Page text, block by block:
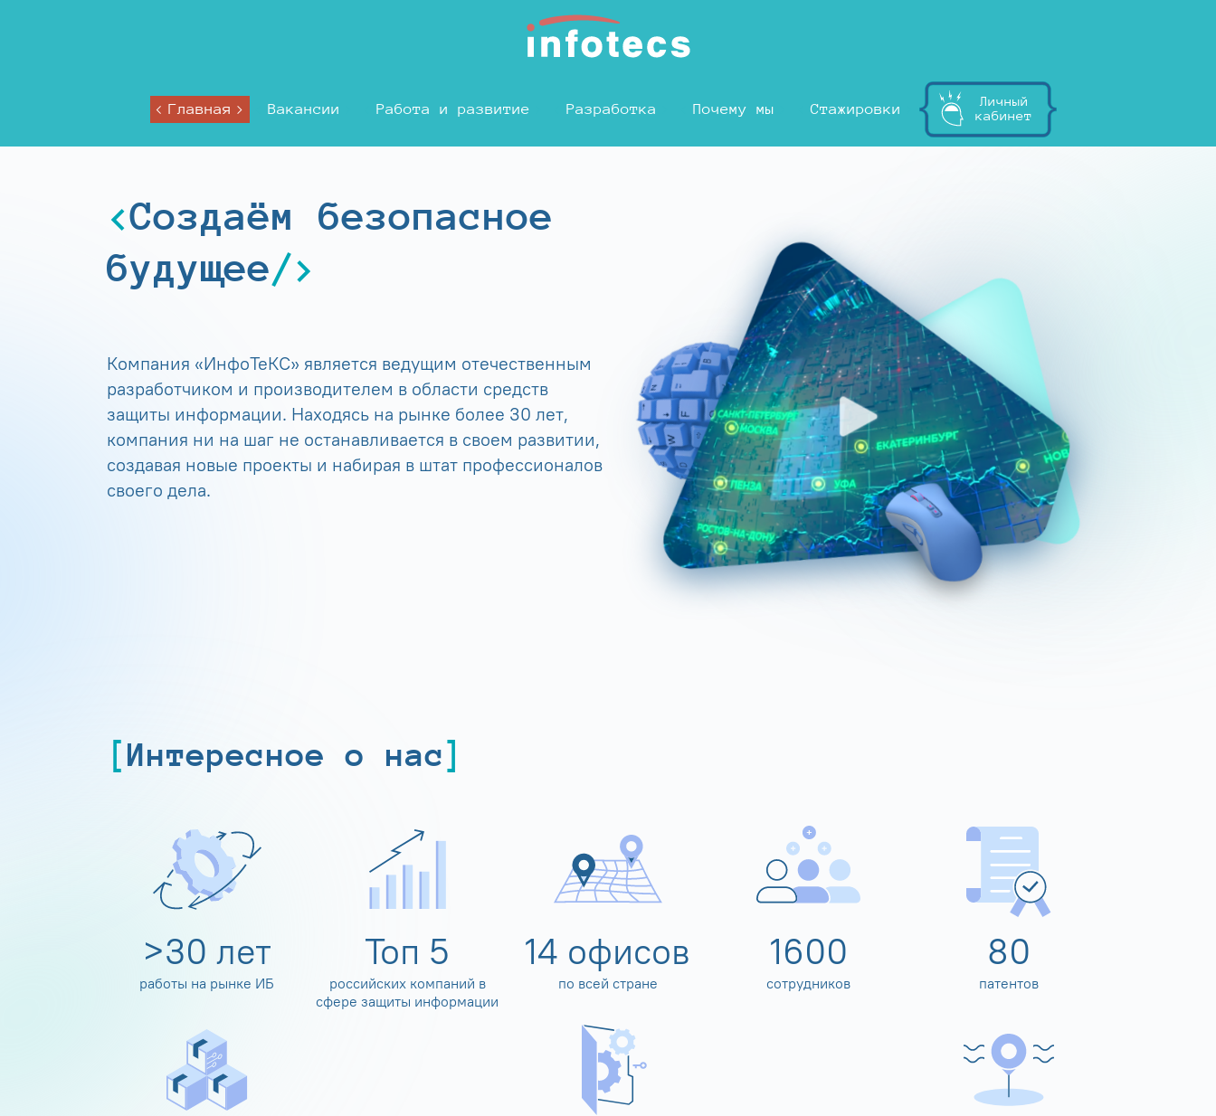
Главная Вакансии Работа и развитие Разработка Почему мы Стажировки
Личный
кабинет
Создаём безопасное
будущее
Компания «ИнфоТеКС» является ведущим отечественным
разработчиком и производителем в области средств
защиты информации. Находясь на рынке более 30 лет,
компания ни на шаг не останавливается в своем развитии,
создавая новые проекты и набирая в штат профессионалов
своего дела.
Интересное о нас
>30 лет
работы на рынке ИБ
Топ 5
российских компаний в
сфере защиты информации
14 офисов
по всей стране
1600
сотрудников
80
патентов